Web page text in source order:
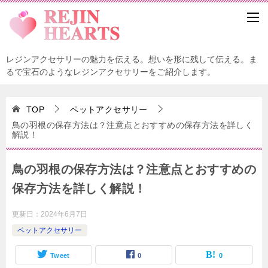
レジンアクセサリーの魅力を伝える。想いを形に残して伝える。ま
るで宝石のようなレジンアクセサリーをご紹介します。
TOP
ペットアクセサリー
鳥の羽根の保存方法は？注意点とおすすめの保存方法を詳しく
解説！
鳥の羽根の保存方法は？注意点とおすすめの
保存方法を詳しく解説！
更新日： 2024年6月7日
ペットアクセサリー
Tweet 0 0